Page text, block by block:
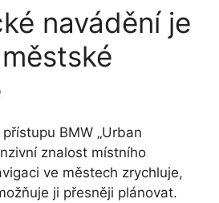
navádění je
BMW „Urban
znalost místního
ve městech zrychluje,
ji přesněji plánovat.